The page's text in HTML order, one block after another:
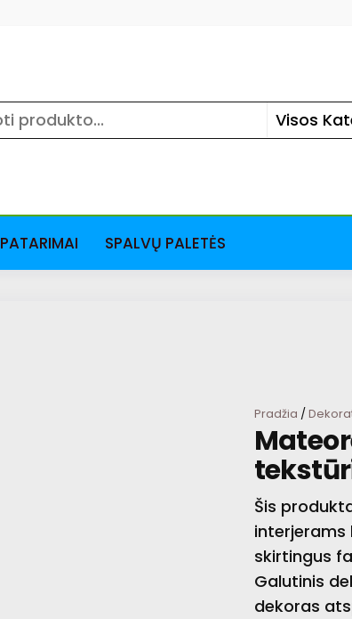
PATARIMAI SPALVŲ PALETĖS
Pradžia /
Šis
interjerams
skirtingus
Galutinis
dekoras